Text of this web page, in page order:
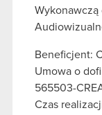
Wykonawczą
Beneficjent:
Umowa o
565503-
Czas